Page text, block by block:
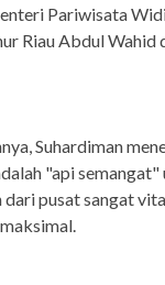
Pariwisata
Riau Abdul Wahid
Suhardiman
"api
dari pusat sangat